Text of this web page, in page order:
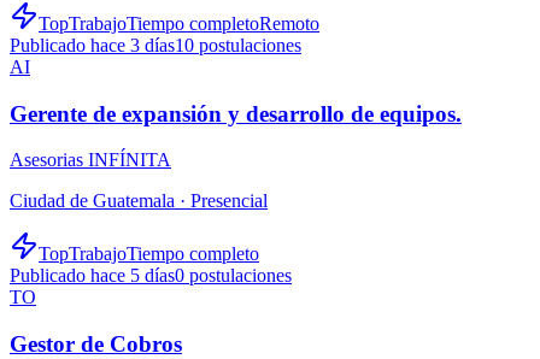
TopTrabajoTiempo completoRemoto
Publicado hace 3 días10 postulaciones
AI
Gerente de expansión y desarrollo de equipos.
Asesorias INFÍNITA
Ciudad de Guatemala · Presencial
TopTrabajoTiempo completo
Publicado hace 5 días0 postulaciones
TO
Gestor de Cobros